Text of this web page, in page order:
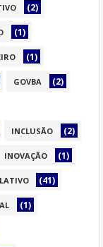
(2)
(1)
(1)
GOVBA (2)
INCLUSÃO (2)
INOVAÇÃO (1)
(41)
(1)